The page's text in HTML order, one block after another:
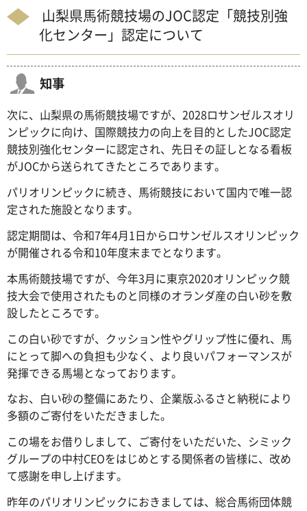
山梨県馬術競技場のJOC認定「競技別強
化センター」認定について
知事
次に、山梨県の馬術競技場ですが、2028ロサンゼルスオリ
ンピックに向け、国際競技力の向上を目的としたJOC認定
競技別強化センターに認定され、先日その証しとなる看板
がJOCから送られてきたところであります。
パリオリンピックに続き、馬術競技において国内で唯一認
定された施設となります。
認定期間は、令和7年4月1日からロサンゼルスオリンピック
が開催される令和10年度末までとなります。
本馬術競技場ですが、今年3月に東京2020オリンピック競
技大会で使用されたものと同様のオランダ産の白い砂を敷
設したところです。
この白い砂ですが、クッション性やグリップ性に優れ、馬
にとって脚への負担も少なく、より良いパフォーマンスが
発揮できる馬場となっております。
なお、白い砂の整備にあたり、企業版ふるさと納税により
多額のご寄付をいただきました。
この場をお借りしまして、ご寄付をいただいた、シミック
グループの中村CEOをはじめとする関係者の皆様に、改め
て感謝を申し上げます。
昨年のパリオリンピックにおきましては、総合馬術団体競